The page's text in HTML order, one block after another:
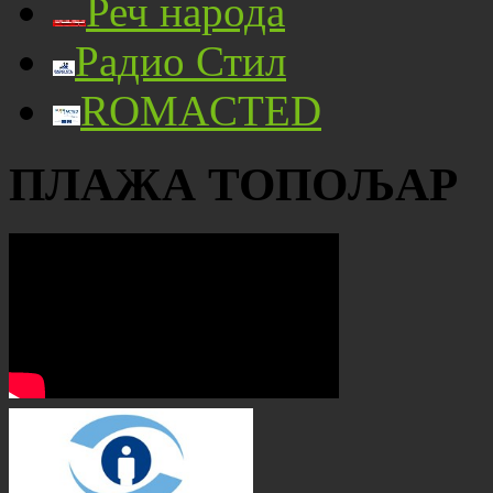
Реч народа
Радио Стил
ROMACTED
ПЛАЖА ТОПОЉАР